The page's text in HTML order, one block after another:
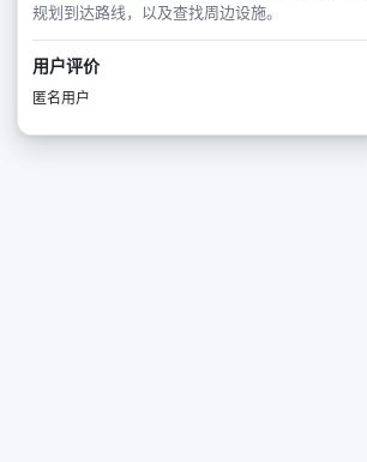
规划到达路线，以及查找周边设施。
用户评价
匿名用户